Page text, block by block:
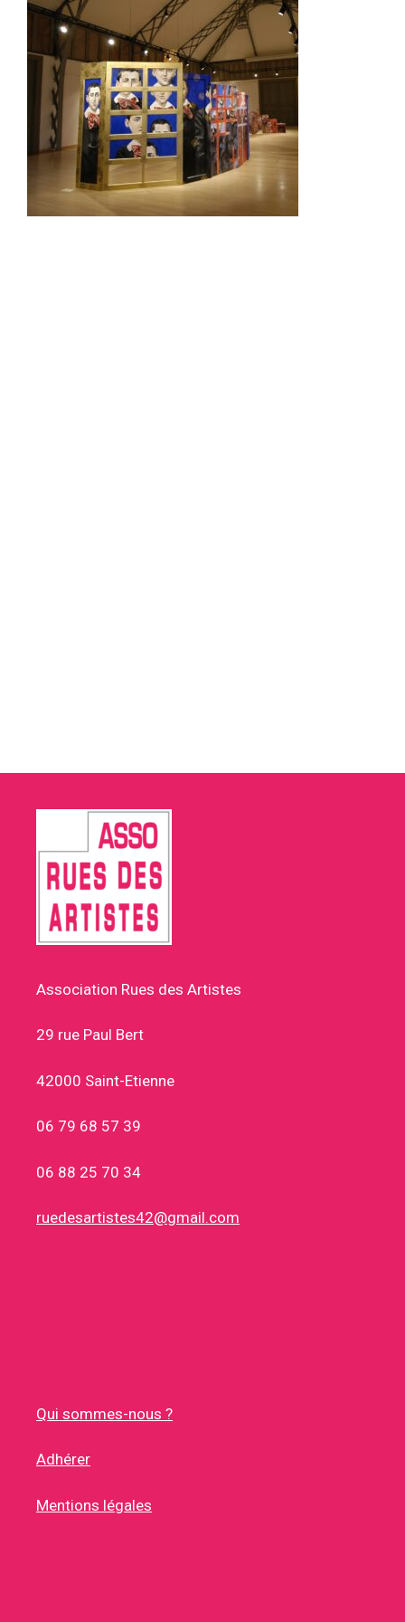
Association Rues des Artistes
29 rue Paul Bert
42000 Saint-Etienne
06 79 68 57 39
06 88 25 70 34
ruedesartistes42@gmail.com
Qui sommes-nous ?
Adhérer
Mentions légales